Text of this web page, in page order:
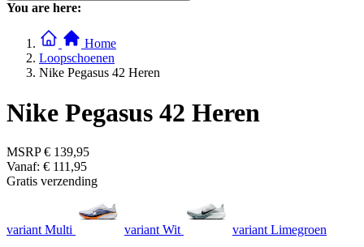
You are here:
Home
Loopschoenen
Nike Pegasus 42 Heren
Nike Pegasus 42 Heren
MSRP € 139,95
Vanaf: € 111,95
Gratis verzending
variant Multi variant Wit variant Limegroen